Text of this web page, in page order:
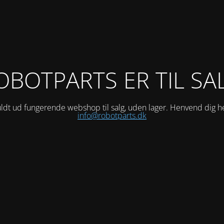
ER TIL
ud fungerende webshop til salg, uden lager. Henvend dig
info@robotparts.dk